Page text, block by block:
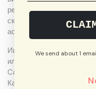
редко найдёте в
скоропортящиеся
ассортименте.
Ищете ли вы
или эксклюзивную икру
CaviarHub позволяет
Канаде с удобной
We send about 1